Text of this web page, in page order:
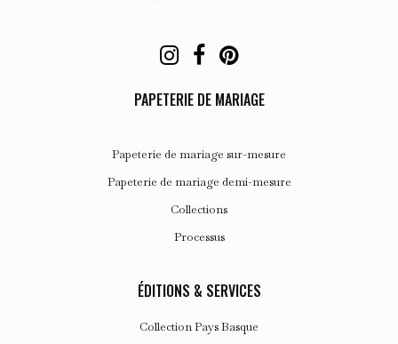
PAPETERIE DE MARIAGE
Papeterie de mariage sur-mesure
Papeterie de mariage demi-mesure
Collections
Processus
ÉDITIONS & SERVICES
Collection Pays Basque